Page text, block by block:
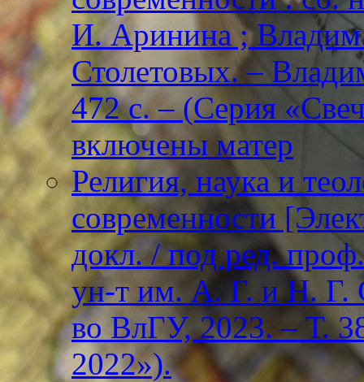
И. Аринина ;
Столетовых. –
472 с. – (Серия
включены матер
Религия, наука и
современности
докл. / под ред.
ун-т им. А. Г. и Н. Г.
во ВлГУ, 2023. – Т.
2022»).